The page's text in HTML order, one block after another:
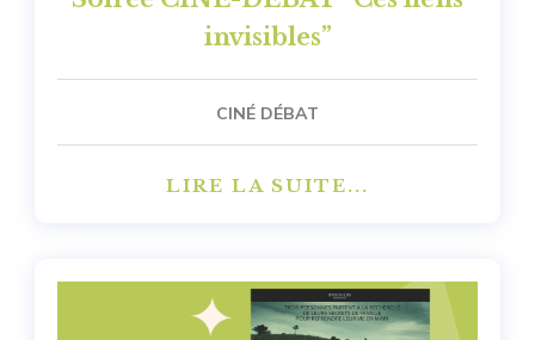
invisibles”
CINÉ DÉBAT
LIRE LA SUITE...